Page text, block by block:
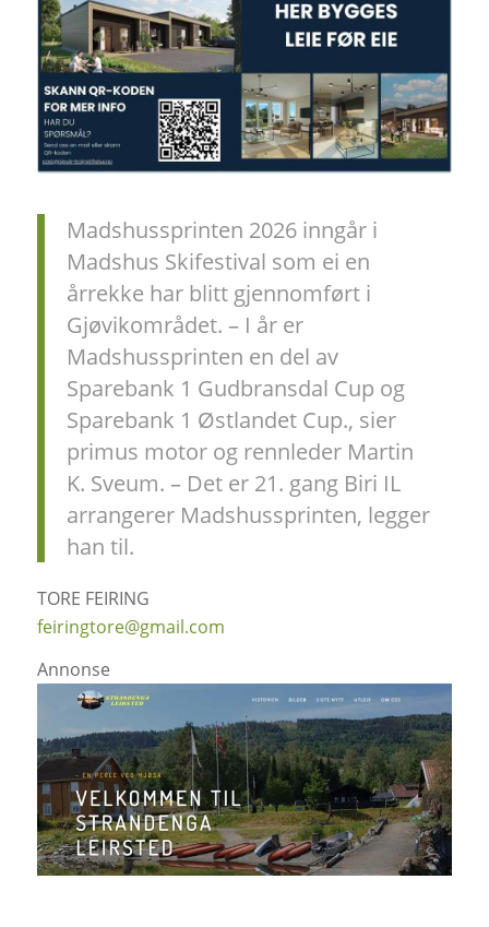
Madshussprinten 2026 inngår i
Madshus Skifestival som ei en
årrekke har blitt gjennomført i
Gjøvikområdet. – I år er
Madshussprinten en del av
Sparebank 1 Gudbransdal Cup og
Sparebank 1 Østlandet Cup., sier
primus motor og rennleder Martin
K. Sveum. – Det er 21. gang Biri IL
arrangerer Madshussprinten, legger
han til.
TORE FEIRING
feiringtore@gmail.com
Annonse